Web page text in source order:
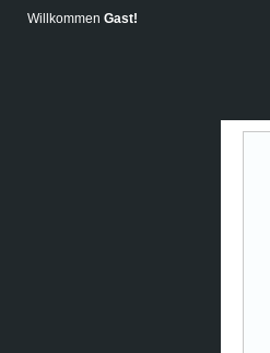
Willkommen Gast!